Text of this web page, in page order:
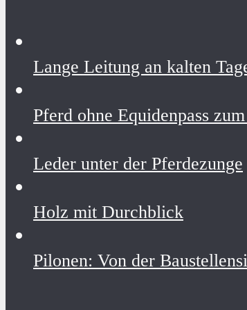
Lange Leitung an kalten
Pferd ohne Equidenpass
Leder unter der Pferdezunge
Holz mit Durchblick
Pilonen: Von der